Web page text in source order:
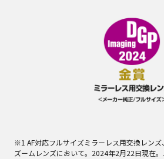
※1 AF対応フルサイズミラーレス用交換レン
ズームレンズにおいて。2024年2月22日現在。